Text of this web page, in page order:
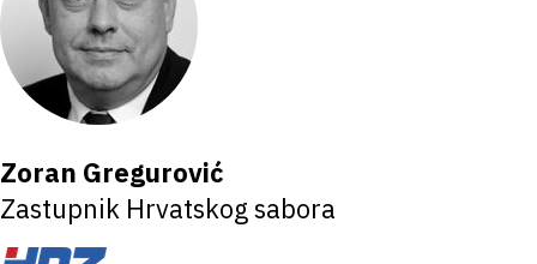
Zoran Gregurović
Zastupnik Hrvatskog sabora